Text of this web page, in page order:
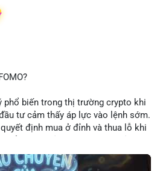
phổ biến trong thị trường crypto khi
tư cảm thấy áp lực vào lệnh sớm.
định mua ở đỉnh và thua lỗ khi